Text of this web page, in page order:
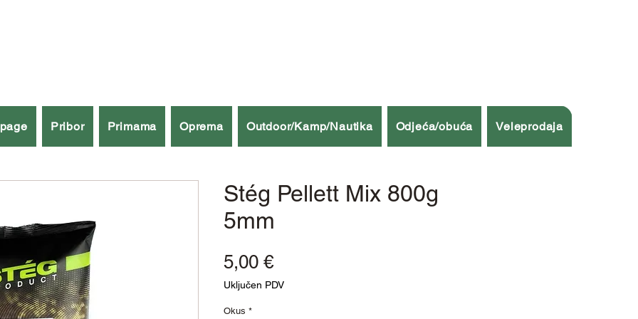
Pribor Primama Oprema Outdoor/Kamp/Nautika Odjeća/obuća Veleprodaja
Stég Pellett Mix 800g
5mm
5,00 €Cijena
Uključen PDV
Okus *